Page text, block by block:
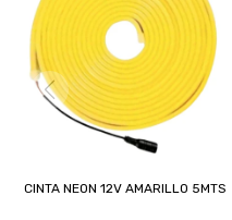
CINTA NEON 12V AMARILLO 5MTS